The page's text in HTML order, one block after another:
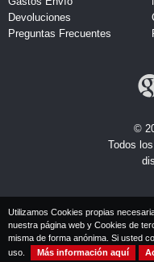
Devoluciones
Preguntas Frecuentes
©
Todos
Utilizamos Cookies propias
nuestra página web y Cookies de
misma de forma anónima. Si usted
uso.
Más información aquí